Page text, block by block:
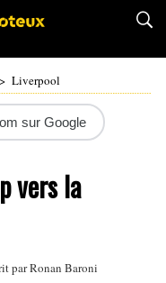
> Liverpool
sur Google
vers la
parRonan Baroni